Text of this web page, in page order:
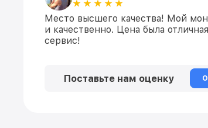
Место высшего качества! Мой
и качественно. Цена была
сервис!
Поставьте нам оценку